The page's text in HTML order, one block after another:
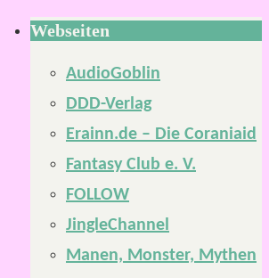
Webseiten
AudioGoblin
DDD-Verlag
Erainn.de – Die Coraniaid
Fantasy Club e. V.
FOLLOW
JingleChannel
Manen, Monster, Mythen